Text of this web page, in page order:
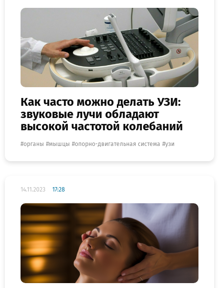
Как часто можно делать УЗИ:
звуковые лучи обладают
высокой частотой колебаний
органы мышцы опорно-двигательная система узи
14.11.2023 17:28